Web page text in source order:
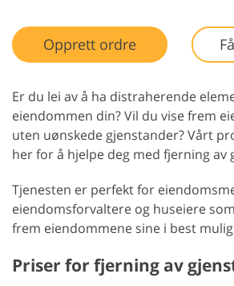
Opprett ordre
Er du lei av å ha distraherende
eiendommen din? Vil du vise frem
uten uønskede gjenstander? Vårt
her for å hjelpe deg med fjerning av
Tjenesten er perfekt for
eiendomsforvaltere og huseiere
frem eiendommene sine i best mulig
Priser for fjerning av